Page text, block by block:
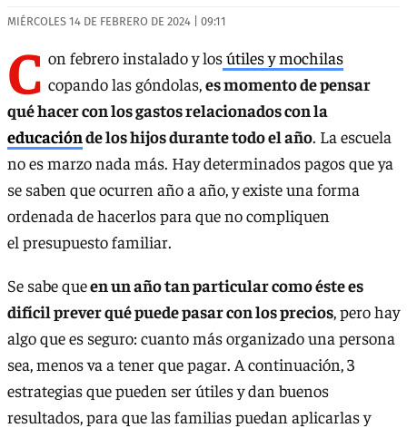
MIÉRCOLES 14 DE FEBRERO DE 2024 | 09:11
C on febrero instalado y losútiles y mochilas
copando las góndolas,es momento de pensar
qué hacer con los gastos relacionados con la
educaciónde los hijos durante todo el año. La escuela
no es marzo nada más. Hay determinados pagos que ya
se saben que ocurren año a año, y existe una forma
ordenada de hacerlos para que no compliquen
el presupuesto familiar.
Se sabe queen un año tan particular como éste es
difícil prever qué puede pasar con los precios, pero hay
algo que es seguro: cuanto más organizado una persona
sea, menos va a tener que pagar. A continuación, 3
estrategias que pueden ser útiles y dan buenos
resultados, para que las familias puedan aplicarlas y